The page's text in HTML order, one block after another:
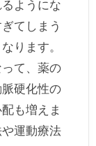
ようにな
てしまう
ります。
て、薬の
硬化性の
も増えま
運動療法